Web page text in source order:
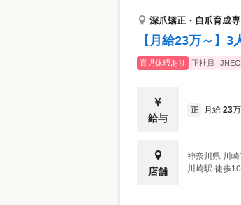
深爪矯正・自爪育成
【月給23万～】
育児休暇あり 正社員 JNEC
給与
正 月給 23
店舗
神奈川県 川
川崎駅 徒歩